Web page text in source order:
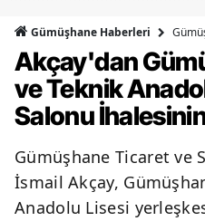
Gümüşhane Haberleri
Akçay'dan
ve Teknik
Salonu
Gümüşhane Ticaret ve
İsmail Akçay,
Anadolu Lisesi